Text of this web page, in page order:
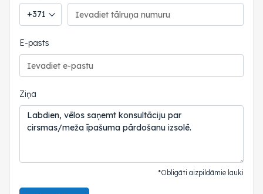
Tālruņa valsts kods
E-pasts
Ziņa
*Obligāti aizpildāmie lauki